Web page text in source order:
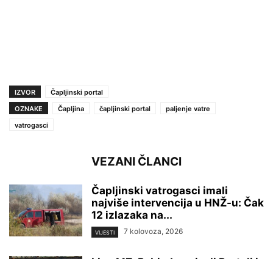
IZVOR
Čapljinski portal
OZNAKE
Čapljina čapljinski portal
paljenje vatre
vatrogasci
VEZANI ČLANCI
Čapljinski vatrogasci imali
najviše intervencija u HNŽ-u: Čak
12 izlazaka na...
VIJESTI 7 kolovoza, 2026